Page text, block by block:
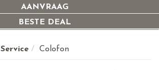
AANVRAAG
BESTE DEAL
Service Colofon